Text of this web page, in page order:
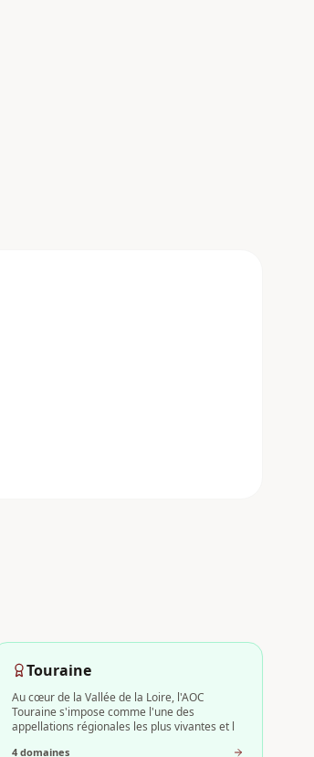
Touraine
Au cœur de la Vallée de la Loire, l'AOC
Touraine s'impose comme l'une des
appellations régionales les plus vivantes et l
4 domaines